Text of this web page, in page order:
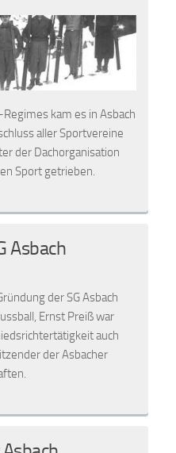
kam es in Asbach
aller Sportvereine
der Dachorganisation
Sport getrieben.
Asbach
der SG Asbach
Ernst Preiß war
auch
der Asbacher